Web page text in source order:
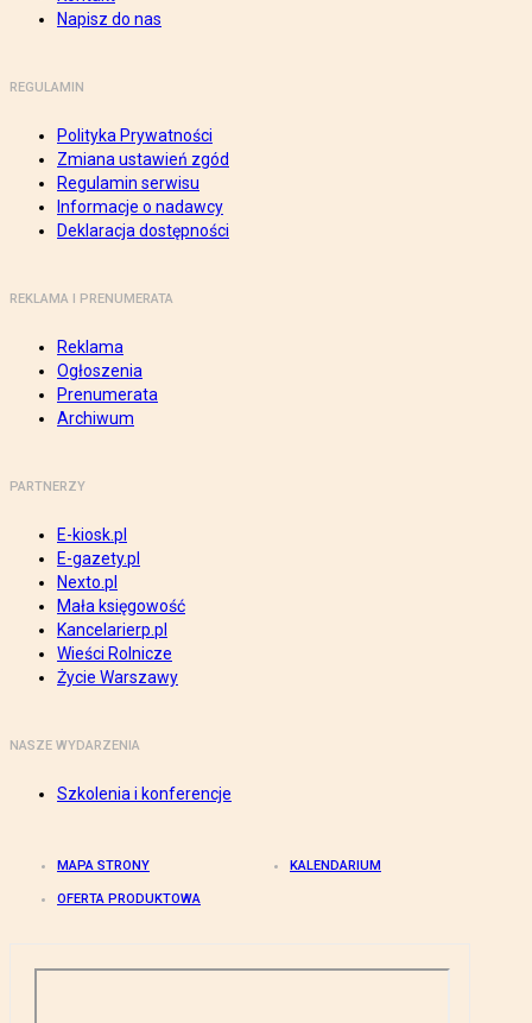
Napisz do nas
REGULAMIN
Polityka Prywatności
Zmiana ustawień zgód
Regulamin serwisu
Informacje o nadawcy
Deklaracja dostępności
REKLAMA I PRENUMERATA
Reklama
Ogłoszenia
Prenumerata
Archiwum
PARTNERZY
E-kiosk.pl
E-gazety.pl
Nexto.pl
Mała księgowość
Kancelarierp.pl
Wieści Rolnicze
Życie Warszawy
NASZE WYDARZENIA
Szkolenia i konferencje
MAPA STRONY KALENDARIUM
OFERTA PRODUKTOWA